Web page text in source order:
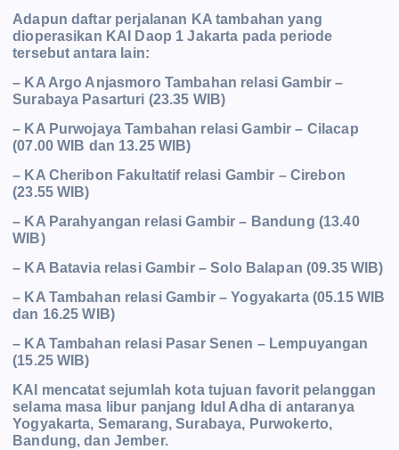
Adapun daftar perjalanan KA tambahan yang
dioperasikan KAI Daop 1 Jakarta pada periode
tersebut antara lain:
– KA Argo Anjasmoro Tambahan relasi Gambir –
Surabaya Pasarturi (23.35 WIB)
– KA Purwojaya Tambahan relasi Gambir – Cilacap
(07.00 WIB dan 13.25 WIB)
– KA Cheribon Fakultatif relasi Gambir – Cirebon
(23.55 WIB)
– KA Parahyangan relasi Gambir – Bandung (13.40
WIB)
– KA Batavia relasi Gambir – Solo Balapan (09.35 WIB)
– KA Tambahan relasi Gambir – Yogyakarta (05.15 WIB
dan 16.25 WIB)
– KA Tambahan relasi Pasar Senen – Lempuyangan
(15.25 WIB)
KAI mencatat sejumlah kota tujuan favorit pelanggan
selama masa libur panjang Idul Adha di antaranya
Yogyakarta, Semarang, Surabaya, Purwokerto,
Bandung, dan Jember.